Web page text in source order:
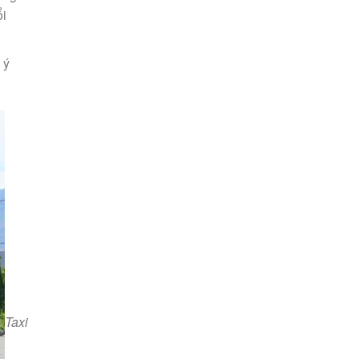
Taxi